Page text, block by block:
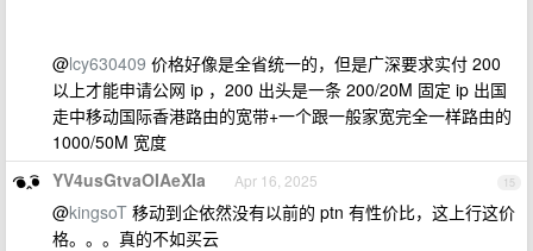
@lcy630409 价格好像是全省统一的，但是广深要求实付 200
以上才能申请公网 ip ，200 出头是一条 200/20M 固定 ip 出国
走中移动国际香港路由的宽带+一个跟一般家宽完全一样路由的
1000/50M 宽度
15
YV4usGtvaOIAeXIa Apr 16, 2025
@kingsoT 移动到企依然没有以前的 ptn 有性价比，这上行这价
格。。。真的不如买云